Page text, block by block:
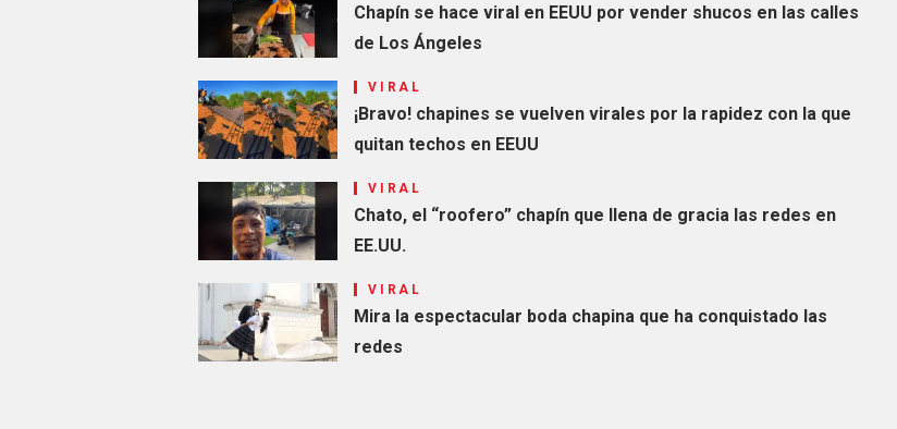
Chapín se hace viral en EEUU por vender shucos en las calles
de Los Ángeles
VIRAL
¡Bravo! chapines se vuelven virales por la rapidez con la que
quitan techos en EEUU
VIRAL
Chato, el “roofero” chapín que llena de gracia las redes en
EE.UU.
VIRAL
Mira la espectacular boda chapina que ha conquistado las
redes